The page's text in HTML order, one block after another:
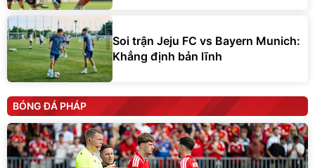
Soi trận Jeju FC vs Bayern Munich:
Khẳng định bản lĩnh
BÓNG ĐÁ PHÁP